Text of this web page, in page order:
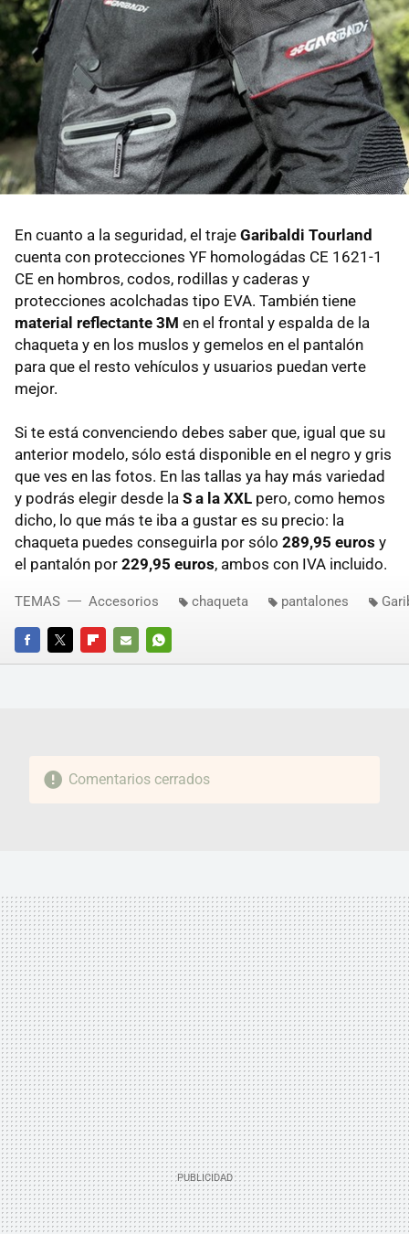
En cuanto a la seguridad, el traje Garibaldi Tourland
cuenta con protecciones YF homologádas CE 1621-1
CE en hombros, codos, rodillas y caderas y
protecciones acolchadas tipo EVA. También tiene
material reflectante 3M en el frontal y espalda de la
chaqueta y en los muslos y gemelos en el pantalón
para que el resto vehículos y usuarios puedan verte
mejor.
Si te está convenciendo debes saber que, igual que su
anterior modelo, sólo está disponible en el negro y gris
que ves en las fotos. En las tallas ya hay más variedad
y podrás elegir desde la S a la XXL pero, como hemos
dicho, lo que más te iba a gustar es su precio: la
chaqueta puedes conseguirla por sólo 289,95 euros y
el pantalón por 229,95 euros, ambos con IVA incluido.
FACEBOOKTWITTERFLIPBOARD
E-
WHATSAPP
TEMAS Accesorios chaqueta pantalones
Comentarios cerrados